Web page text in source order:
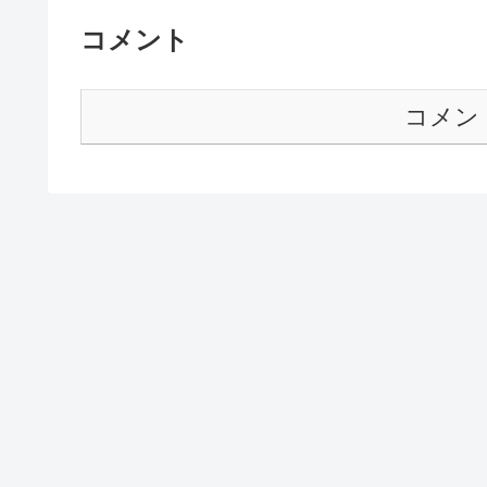
コメント
コメン